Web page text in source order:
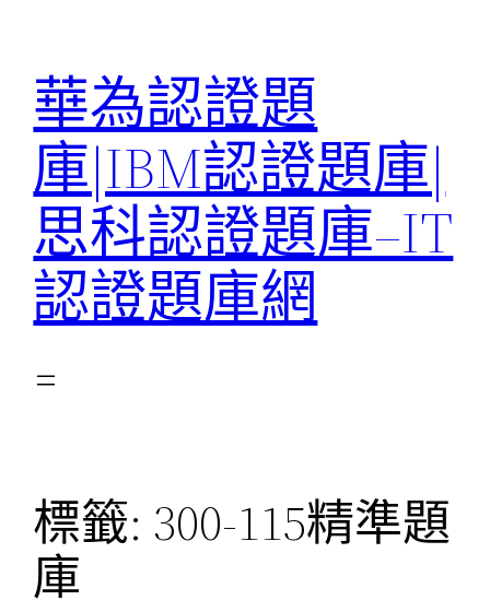
華為認證題
庫|IBM認證題庫|
思科認證題庫–IT
認證題庫網
標籤: 300-115精準題
庫